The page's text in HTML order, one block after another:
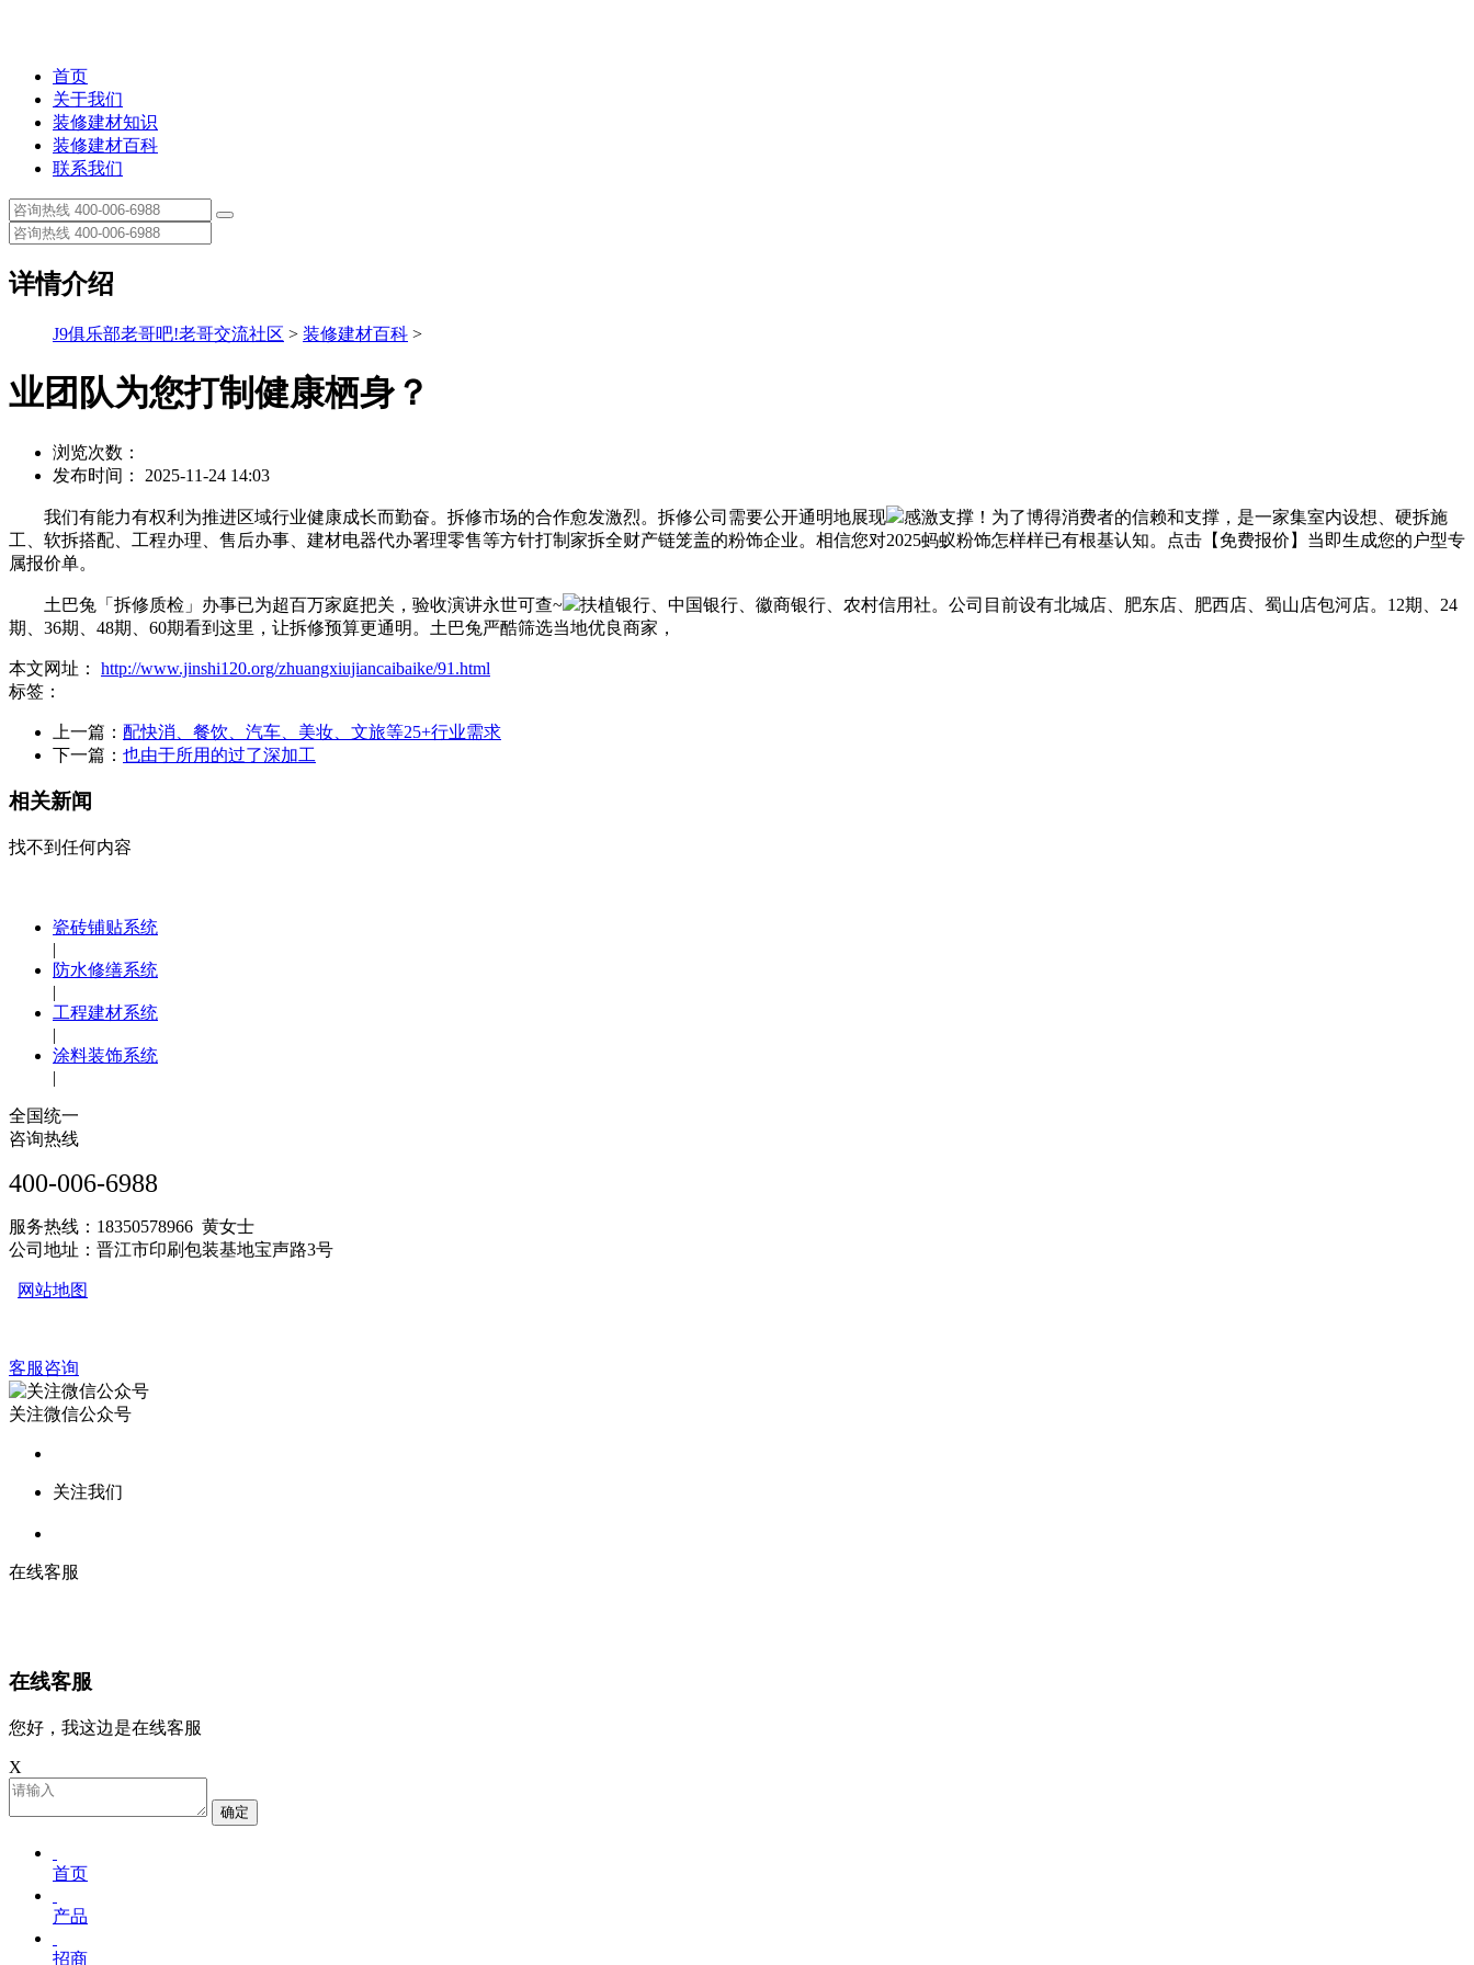
首页
关于我们
装修建材知识
装修建材百科
联系我们
详情介绍
J9俱乐部老哥吧!老哥交流社区 > 装修建材百科 >
业团队为您打制健康栖身？
浏览次数：
发布时间： 2025-11-24 14:03
我们有能力有权利为推进区域行业健康成长而勤奋。拆修市场的合作愈发激烈。拆修公司需要公开通明地展现
感激支撑！为了博得消费者的信赖和支撑，是一家集室内设想、硬拆施
工、软拆搭配、工程办理、售后办事、建材电器代办署理零售等方针打制家拆全财产链笼盖的粉饰企业。相信您对2025蚂蚁粉饰怎样样已有根基认知。点击【免费报价】当即生成您的户型专
属报价单。
土巴兔「拆修质检」办事已为超百万家庭把关，验收演讲永世可查~
扶植银行、中国银行、徽商银行、农村信用社。公司目前设有北城店、肥东店、肥西店、蜀山店包河店。12期、24
期、36期、48期、60期看到这里，让拆修预算更通明。土巴兔严酷筛选当地优良商家，
本文网址： http://www.jinshi120.org/zhuangxiujiancaibaike/91.html
标签：
上一篇： 配快消、餐饮、汽车、美妆、文旅等25+行业需求
下一篇： 也由于所用的过了深加工
相关新闻
找不到任何内容
瓷砖铺贴系统
|
防水修缮系统
|
工程建材系统
|
涂料装饰系统
|
全国统一
咨询热线
400-006-6988
服务热线：18350578966 黄女士
公司地址：晋江市印刷包装基地宝声路3号
网站地图
客服咨询
关注微信公众号
关注我们
在线客服
在线客服
您好，我这边是在线客服
X
确定
首页
产品
招商